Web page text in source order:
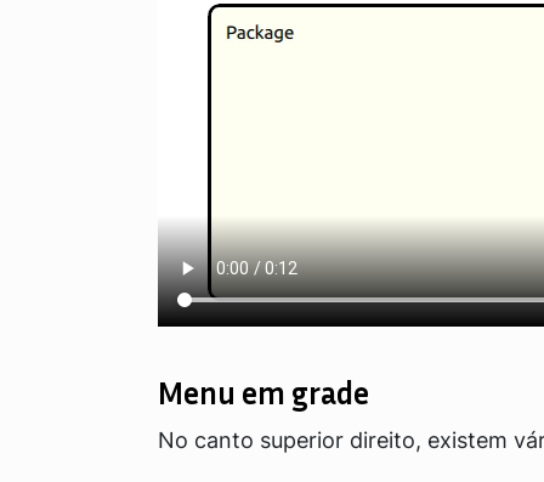
Menu em grade
No canto superior direito, existem